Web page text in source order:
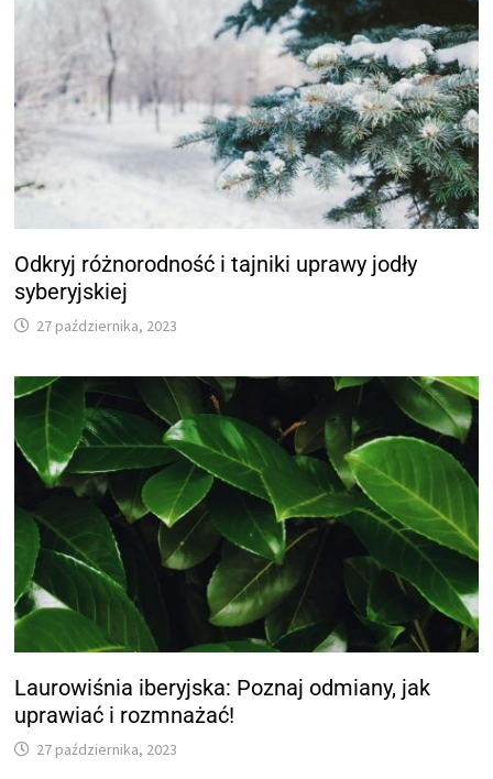
Odkryj różnorodność i tajniki uprawy jodły
syberyjskiej
27 października, 2023
Laurowiśnia iberyjska: Poznaj odmiany, jak
uprawiać i rozmnażać!
27 października, 2023